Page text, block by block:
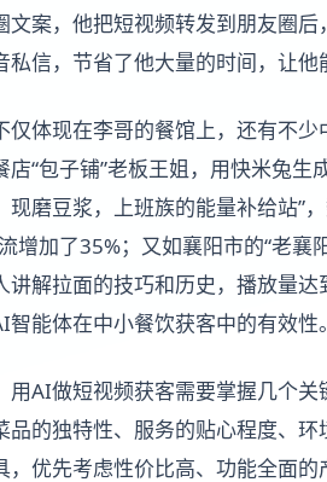
文案，他把短视频转发到朋友圈
信，节省了他大量的时间，让他
体现在李哥的餐馆上，还有不
“包子铺”老板王姐，用快米兔
磨豆浆，上班族的能量补给站”
增加了35%；又如襄阳市的“老襄
讲解拉面的技巧和历史，播放量
能体在中小餐饮获客中的有效性。
用AI做短视频获客需要掌握几个
的独特性、服务的贴心程度、环
，优先考虑性价比高、功能全面